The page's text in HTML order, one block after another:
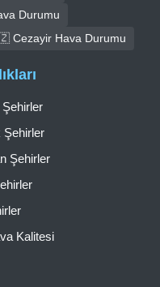
Durumu
Cezayir Hava Durumu
Şehirler
Şehirler
Şehirler
Kalitesi